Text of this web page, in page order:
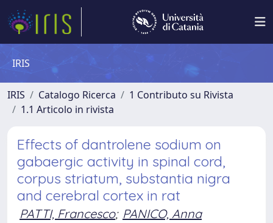
IRIS
IRIS Catalogo Ricerca
1 Contributo su Rivista
1.1 Articolo in rivista
Effects of dantrolene sodium on
gabaergic activity in spinal cord,
corpus striatum, substantia nigra
and cerebral cortex in rat
PATTI, Francesco; PANICO, Anna